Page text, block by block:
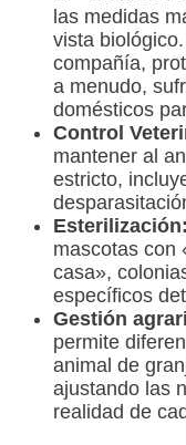
las medidas
vista
compañía,
a menudo,
domésticos
Control
mantener al
estricto,
Esterilización:
mascotas con
casa»,
específicos
Gestión
permite
animal de
ajustando las
realidad de